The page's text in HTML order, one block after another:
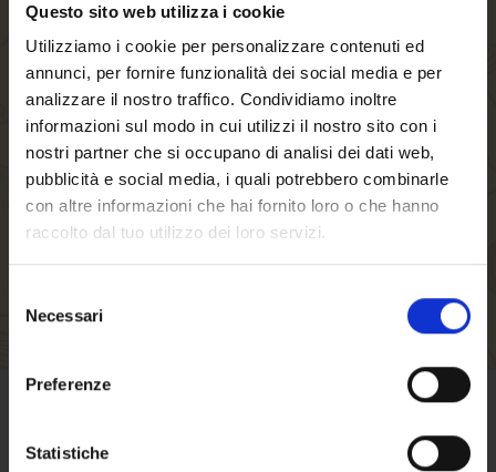
Questo sito web utilizza i cookie
Utilizziamo i cookie per personalizzare contenuti ed
annunci, per fornire funzionalità dei social media e per
analizzare il nostro traffico. Condividiamo inoltre
informazioni sul modo in cui utilizzi il nostro sito con i
nostri partner che si occupano di analisi dei dati web,
pubblicità e social media, i quali potrebbero combinarle
con altre informazioni che hai fornito loro o che hanno
raccolto dal tuo utilizzo dei loro servizi.
delNecessari
Preferenze
Statistiche
Benvenuto su forst.it
Creando un account sul nostro negozio, sarai in
grado di muoverti più velocemente attraverso il
processo di checkout, memorizzare più indirizzi
di spedizione, visualizzare e tracciare i tuoi
ordini nel tuo account e molto altro.
CREA UN ACCOUNT
CONDIZIONI DI VENDITA